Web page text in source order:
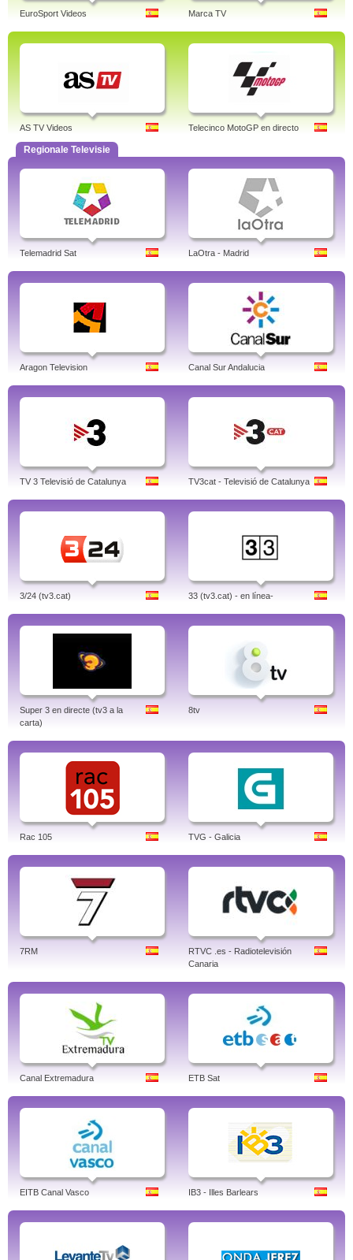
EuroSport Videos Marca TV
AS TV Videos Telecinco MotoGP en directo
Regionale Televisie
Telemadrid Sat LaOtra - Madrid
Aragon Television Canal Sur Andalucia
TV 3 Televisió de Catalunya TV3cat - Televisió de Catalunya
3/24 (tv3.cat) 33 (tv3.cat) - en línea-
Super 3 en directe (tv3 a la
carta)
8tv
Rac 105 TVG - Galicia
7RM
RTVC .es - Radiotelevisión
Canaria
Canal Extremadura ETB Sat
EITB Canal Vasco IB3 - Illes Barlears